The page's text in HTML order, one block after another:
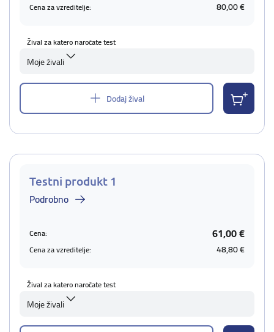
Cena za vzreditelje: 80,00 €
Žival za katero naročate test
Moje živali
Dodaj žival
Testni produkt 1
Podrobno
Cena: 61,00 €
Cena za vzreditelje: 48,80 €
Žival za katero naročate test
Moje živali